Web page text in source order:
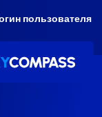
пользователя